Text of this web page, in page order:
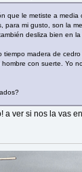
que le metiste a media
para mi gusto, son la
desliza bien en la
tiempo madera de
con suerte. Yo
a ver si nos la vas